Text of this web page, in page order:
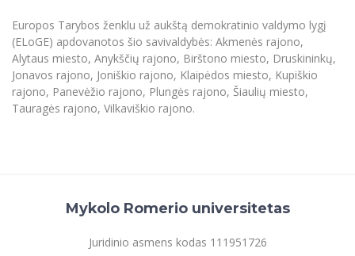
Europos Tarybos ženklu už aukštą demokratinio valdymo lygį
(ELoGE) apdovanotos šio savivaldybės: Akmenės rajono,
Alytaus miesto, Anykščių rajono, Birštono miesto, Druskininkų,
Jonavos rajono, Joniškio rajono, Klaipėdos miesto, Kupiškio
rajono, Panevėžio rajono, Plungės rajono, Šiaulių miesto,
Tauragės rajono, Vilkaviškio rajono.
Mykolo Romerio universitetas
Juridinio asmens kodas 111951726